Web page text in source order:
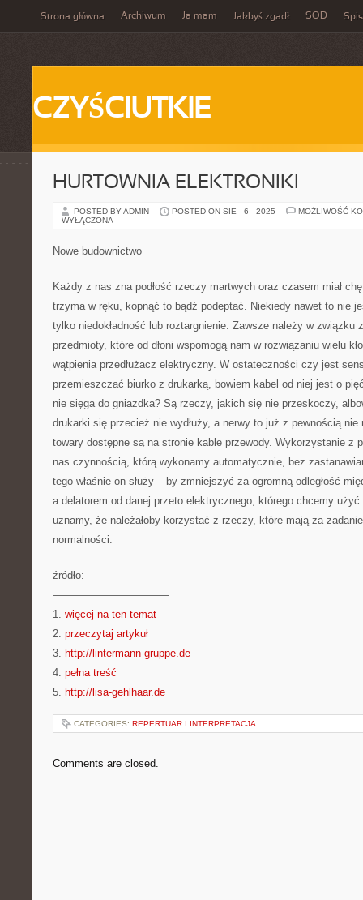
Strona główna Archiwum Ja mam Jakbyś zgadł SOD
CZYŚCIUTKIE
HURTOWNIA ELEKTRONIKI
POSTED BY ADMIN POSTED ON SIE - 6 - 2025
MOŻLIWOŚĆ
WYŁĄCZONA
Nowe budownictwo
Każdy z nas zna podłość rzeczy martwych oraz czasem miał
trzyma w ręku, kopnąć to bądź podeptać. Niekiedy nawet to nie
tylko niedokładność lub roztargnienie. Zawsze należy w związku
przedmioty, które od dłoni wspomogą nam w rozwiązaniu wielu
wątpienia przedłużacz elektryczny. W ostateczności czy jest
przemieszczać biurko z drukarką, bowiem kabel od niej jest o
nie sięga do gniazdka? Są rzeczy, jakich się nie przeskoczy,
drukarki się przecież nie wydłuży, a nerwy to już z pewnością
towary dostępne są na stronie kable przewody. Wykorzystanie z
nas czynnością, którą wykonamy automatycznie, bez
tego właśnie on służy – by zmniejszyć za ogromną odległość
a delatorem od danej przeto elektrycznego, którego chcemy
uznamy, że należałoby korzystać z rzeczy, które mają za
normalności.
źródło:
———————————
1. więcej na ten temat
2. przeczytaj artykuł
3. http://lintermann-gruppe.de
4. pełna treść
5. http://lisa-gehlhaar.de
CATEGORIES: REPERTUAR I INTERPRETACJA
Comments are closed.